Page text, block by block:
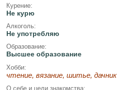
Курение:
Не курю
Алкоголь:
Не употребляю
Образование:
Высшее образование
Хобби:
чтение, вязание, шитье, дачник
О себе и цели знакомства: